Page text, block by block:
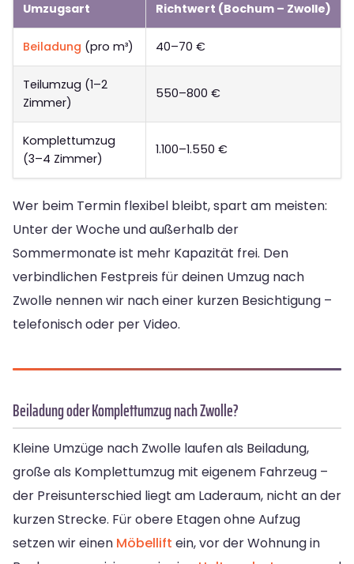
Umzugsart Richtwert (Bochum – Zwolle)
Beiladung (pro m³) 40–70 €
Teilumzug (1–2
Zimmer)
550–800 €
Komplettumzug
(3–4 Zimmer)
1.100–1.550 €
Wer beim Termin flexibel bleibt, spart am meisten:
Unter der Woche und außerhalb der
Sommermonate ist mehr Kapazität frei. Den
verbindlichen Festpreis für deinen Umzug nach
Zwolle nennen wir nach einer kurzen Besichtigung –
telefonisch oder per Video.
Beiladung oder Komplettumzug nach Zwolle?
Kleine Umzüge nach Zwolle laufen als Beiladung,
große als Komplettumzug mit eigenem Fahrzeug –
der Preisunterschied liegt am Laderaum, nicht an der
kurzen Strecke. Für obere Etagen ohne Aufzug
setzen wir einen Möbellift ein, vor der Wohnung in